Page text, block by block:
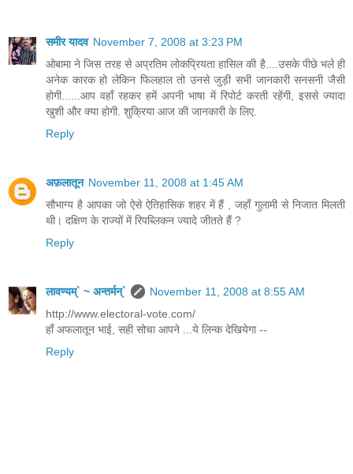
समीर यादव November 7, 2008 at 3:23 PM
ओबामा ने जिस तरह से अप्रतिम लोकप्रियता हासिल की है....उसके पीछे भले ही
अनेक कारक हो लेकिन फिलहाल तो उनसे जुड़ी सभी जानकारी सनसनी जैसी
होगी......आप वहाँ रहकर हमें अपनी भाषा में रिपोर्ट करती रहेंगी, इससे ज्यादा
खुशी और क्या होगी. शुक्रिया आज की जानकारी के लिए.
Reply
अफ़लातून November 11, 2008 at 1:45 AM
सौभाग्य है आपका जो ऐसे ऐतिहासिक शहर में हैं , जहाँ गुलामी से निजात मिलती
थी। दक्षिण के राज्यों में रिपब्लिकन ज्यादे जीतते हैं ?
Reply
लावण्यम्` ~ अन्तर्मन्`
November 11, 2008 at 8:55 AM
http://www.electoral-vote.com/
हाँ अफलातून भाई, सही सोचा आपने ...ये लिन्क देखियेगा --
Reply